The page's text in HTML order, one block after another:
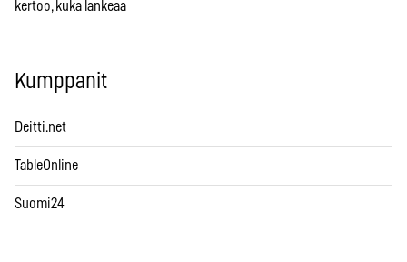
kertoo, kuka lankeaa
Kumppanit
Deitti.net
TableOnline
Suomi24